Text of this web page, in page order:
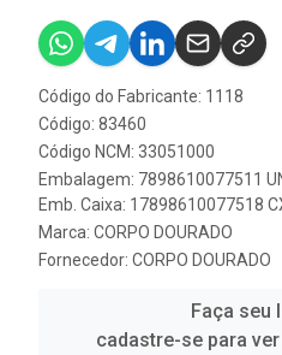
Código do Fabricante: 1118
Código: 83460
Código NCM: 33051000
Embalagem: 7898610077511
Emb. Caixa: 17898610077518
Marca: CORPO DOURADO
Fornecedor: CORPO DOURADO
Faça seu
cadastre-se para